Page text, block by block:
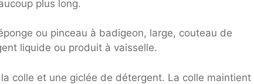
plus long.
ou pinceau à badigeon, large, couteau de
liquide ou produit à vaisselle.
colle et une giclée de détergent. La colle maintient